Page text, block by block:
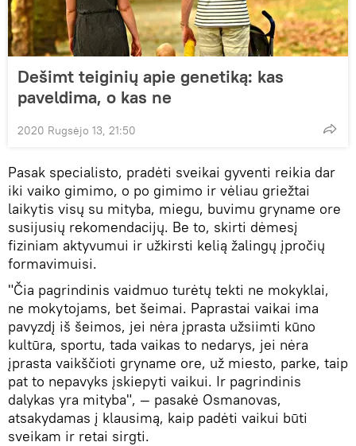
Dešimt teiginių apie genetiką: kas
paveldima, o kas ne
2020 Rugsėjo 13, 21:50
Pasak specialisto, pradėti sveikai gyventi reikia dar
iki vaiko gimimo, o po gimimo ir vėliau griežtai
laikytis visų su mityba, miegu, buvimu gryname ore
susijusių rekomendacijų. Be to, skirti dėmesį
fiziniam aktyvumui ir užkirsti kelią žalingų įpročių
formavimuisi.
"Čia pagrindinis vaidmuo turėtų tekti ne mokyklai,
ne mokytojams, bet šeimai. Paprastai vaikai ima
pavyzdį iš šeimos, jei nėra įprasta užsiimti kūno
kultūra, sportu, tada vaikas to nedarys, jei nėra
įprasta vaikščioti gryname ore, už miesto, parke, taip
pat to nepavyks įskiepyti vaikui. Ir pagrindinis
dalykas yra mityba", — pasakė Osmanovas,
atsakydamas į klausimą, kaip padėti vaikui būti
sveikam ir retai sirgti.